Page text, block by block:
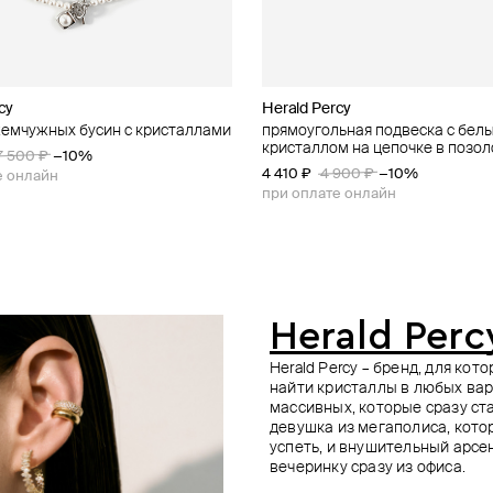
бусин с кристаллами
500 ₽ −10%
онлайн
Herald Percy
прямоугольная подвеска с
кристаллом на цепочке в
4 410 ₽ 4 900 ₽ −10%
при оплате онлайн
колье «кот и глаза» с
Drops_in_box
многослойное колье «кот и
кулоном-хамелеоном
25 500 ₽
с добавлением оникса
Panfil
черный кокошник с жемчугом
18 000 ₽
кокошник
Herald Percy
серебристое колье с
14 130 ₽ 15 700 ₽
−10%
при оплате онлайн
Herald
Herald Percy – бренд, для
найти кристаллы в любых
массивных, которые сразу
девушка из мегаполиса,
успеть, и внушительный
вечеринку сразу из офиса.